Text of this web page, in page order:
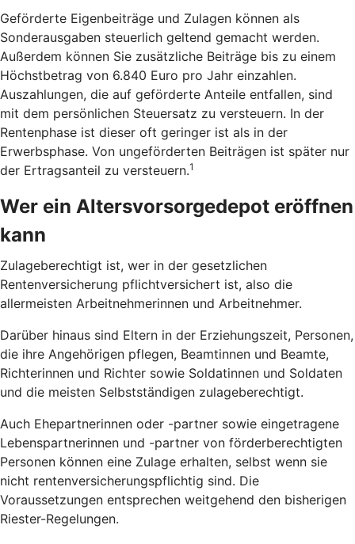
Geförderte Eigenbeiträge und Zulagen können als
Sonderausgaben steuerlich geltend gemacht werden.
Außerdem können Sie zusätzliche Beiträge bis zu einem
Höchstbetrag von 6.840 Euro pro Jahr einzahlen.
Auszahlungen, die auf geförderte Anteile entfallen, sind
mit dem persönlichen Steuersatz zu versteuern. In der
Rentenphase ist dieser oft geringer ist als in der
Erwerbsphase. Von ungeförderten Beiträgen ist später nur
der Ertragsanteil zu versteuern.1
Wer ein Altersvorsorgedepot eröffnen
kann
Zulageberechtigt ist, wer in der gesetzlichen
Rentenversicherung pflichtversichert ist, also die
allermeisten Arbeitnehmerinnen und Arbeitnehmer.
Darüber hinaus sind Eltern in der Erziehungszeit, Personen,
die ihre Angehörigen pflegen, Beamtinnen und Beamte,
Richterinnen und Richter sowie Soldatinnen und Soldaten
und die meisten Selbstständigen zulageberechtigt.
Auch Ehepartnerinnen oder -partner sowie eingetragene
Lebenspartnerinnen und -partner von förderberechtigten
Personen können eine Zulage erhalten, selbst wenn sie
nicht rentenversicherungspflichtig sind. Die
Voraussetzungen entsprechen weitgehend den bisherigen
Riester-Regelungen.